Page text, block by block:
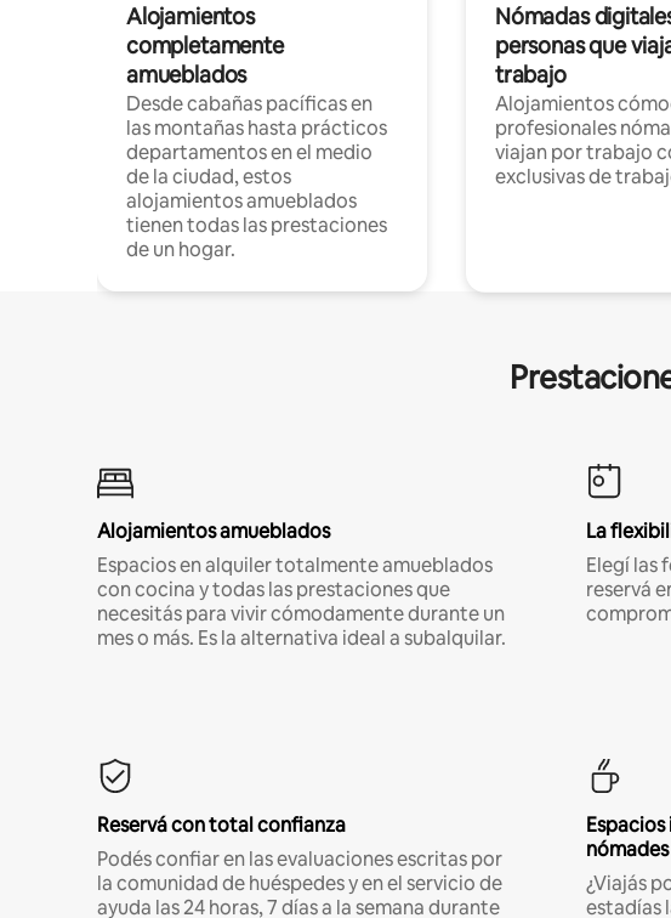
Alojamientos
completamente
amueblados
Desde cabañas pacíficas en
las montañas hasta prácticos
departamentos en el medio
de la ciudad, estos
alojamientos amueblados
tienen todas las prestaciones
de un hogar.
Nómadas
personas que
trabajo
Alojamientos
profesionales
viajan por trabajo
exclusivas de
Alojamientos amueblados
Espacios en alquiler totalmente amueblados
con cocina y todas las prestaciones que
necesitás para vivir cómodamente durante un
mes o más. Es la alternativa ideal a subalquilar.
La
Elegí las
reservá
Reservá con total confianza
Podés confiar en las evaluaciones escritas por
la comunidad de huéspedes y en el servicio de
ayuda las 24 horas, 7 días a la semana durante
¿Viajás
estadías